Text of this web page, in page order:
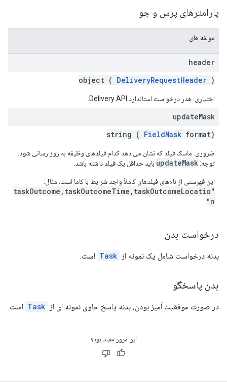
پارامترهای پرس و جو
مولفه های
header
object ( DeliveryRequestHeader )
اختیاری. هدر درخواست استاندارد Delivery API.
updateMask
string ( FieldMask format)
ضروری. ماسک فیلد که نشان می دهد کدام فیلدهای وظیفه به روز رسانی شود.
توجه:updateMask باید حداقل یک فیلد داشته باشد.
این فهرستی از نام‌های فیلدهای کاملاً واجد شرایط با کاما است. مثال:
"taskOutcome,taskOutcomeTime,taskOutcomeLocatio
n"
درخواست بدن
بدنه درخواست شامل یک نمونه از Task است.
بدن پاسخگو
در صورت موفقیت آمیز بودن، بدنه پاسخ حاوی نمونه ای از Task است.
این مرور مفید بود؟